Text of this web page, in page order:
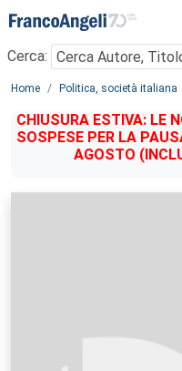
Menu
Cerca:
Main content
Home Politica, società italiana
CHIUSURA ESTIVA: LE
SOSPESE PER LA
AGOSTO